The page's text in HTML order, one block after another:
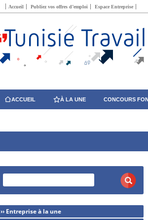
Accueil Publiez vos offres d’emploi Espace Entreprise
ACCUEIL À LA UNE CONCOURS
›› Entreprise à la une